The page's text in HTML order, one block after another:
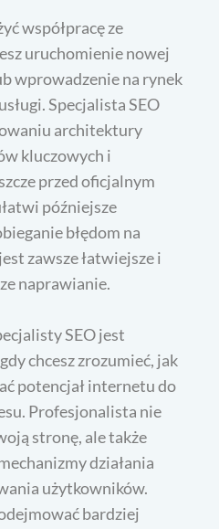
współpracę ze
uruchomienie nowej
wprowadzenie na rynek
Specjalista SEO
architektury
kluczowych i
przed oficjalnym
późniejsze
błędom na
zawsze łatwiejsze i
naprawianie.
SEO jest
chcesz zrozumieć, jak
potencjał internetu do
Profesjonalista nie
stronę, ale także
działania
użytkowników.
bardziej